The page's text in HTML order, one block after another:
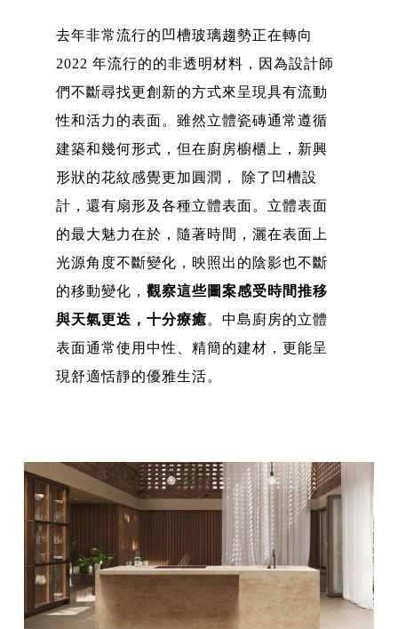
去年非常流行的凹槽玻璃趨勢正在轉向
2022 年流行的的非透明材料，因為設計師
們不斷尋找更創新的方式來呈現具有流動
性和活力的表面。雖然立體瓷磚通常遵循
建築和幾何形式，但在廚房櫥櫃上，新興
形狀的花紋感覺更加圓潤， 除了凹槽設
計，還有扇形及各種立體表面。立體表面
的最大魅力在於，隨著時間，灑在表面上
光源角度不斷變化，映照出的陰影也不斷
的移動變化， 觀察這些圖案感受時間推移
與天氣更迭，十分療癒。中島廚房的立體
表面通常使用中性、精簡的建材，更能呈
現舒適恬靜的優雅生活。